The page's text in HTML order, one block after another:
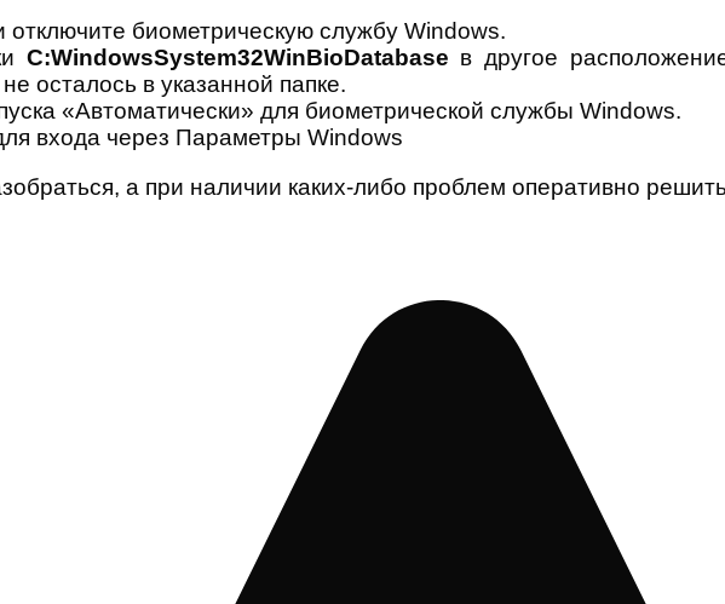
отключите биометрическую службу Windows.
C:WindowsSystem32WinBioDatabase в другое
осталось в указанной папке.
«Автоматически» для биометрической службы Windows.
входа через Параметры Windows
а при наличии каких-либо проблем оперативно